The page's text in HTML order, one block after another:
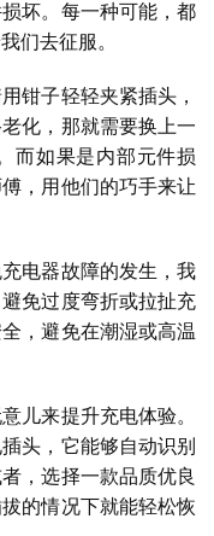
坏。每一种可能，都
们去征服。
钳子轻轻夹紧插头，
化，那就需要换上一
而如果是内部元件损
，用他们的巧手来让
电器故障的发生，我
免过度弯折或拉扯充
，避免在潮湿或高温
儿来提升充电体验。
头，它能够自动识别
，选择一款品质优良
的情况下就能轻松恢